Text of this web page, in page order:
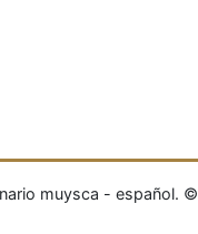
muysca - español. ©